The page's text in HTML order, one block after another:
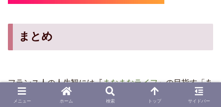
まとめ
フランス人の人生観には『まなまなライフ』の目指す「あ
るがままに、我がままに」にも通じるものがあります。
メニュー ホーム 検索 トップ サイドバー